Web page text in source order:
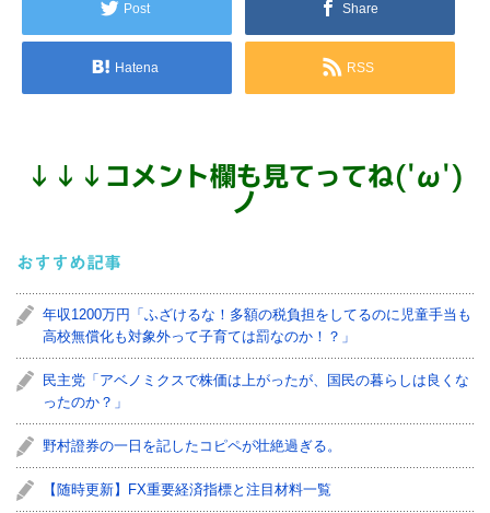
Post Share
Hatena RSS
↓ ↓ ↓ コメント欄も見てってね('ω')
ノ
おすすめ記事
年収1200万円「ふざけるな！多額の税負担をしてるのに児童手当も
高校無償化も対象外って子育ては罰なのか！？」
民主党「アベノミクスで株価は上がったが、国民の暮らしは良くな
ったのか？」
野村證券の一日を記したコピペが壮絶過ぎる。
【随時更新】FX重要経済指標と注目材料一覧